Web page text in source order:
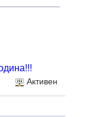
Активен